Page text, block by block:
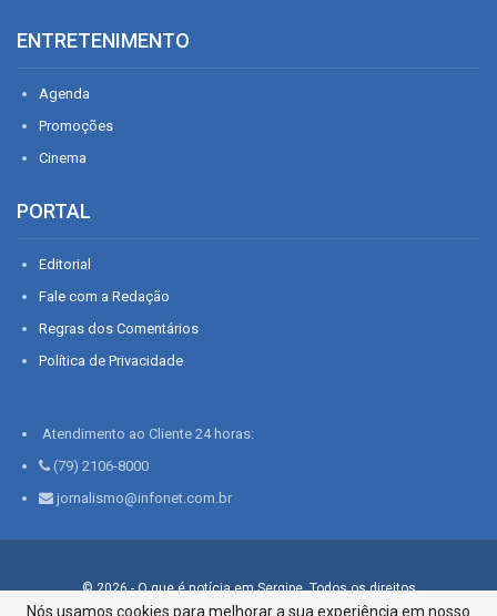
ENTRETENIMENTO
Agenda
Promoções
Cinema
PORTAL
Editorial
Fale com a Redação
Regras dos Comentários
Política de Privacidade
Atendimento ao Cliente 24 horas:
(79) 2106-8000
jornalismo@infonet.com.br
© 2026 - O que é notícia em Sergipe. Todos os direitos
reservados.
Nós usamos cookies para melhorar a sua experiência em nosso